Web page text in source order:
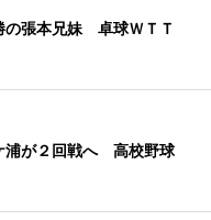
の張本兄妹 卓球ＷＴＴ
浦が２回戦へ 高校野球